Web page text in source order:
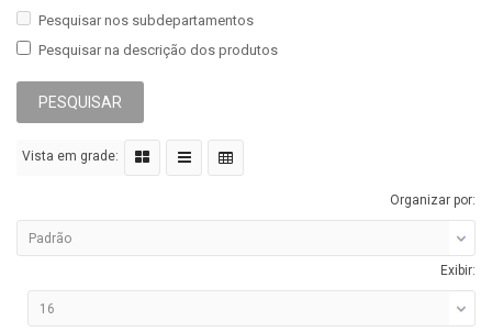
Pesquisar nos subdepartamentos
Pesquisar na descrição dos produtos
Vista em grade:
Organizar por:
Exibir: